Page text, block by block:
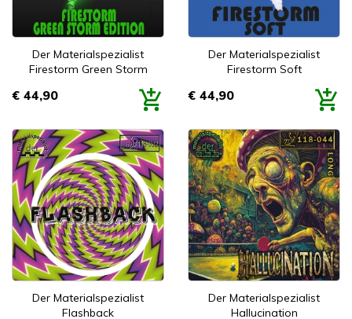
Der Materialspezialist
Firestorm Green Storm
Prijs
€ 44,90
Der Materialspezialist
Firestorm Soft
Prijs
€ 44,90
Der Materialspezialist
Flashback
Der Materialspezialist
Hallucination